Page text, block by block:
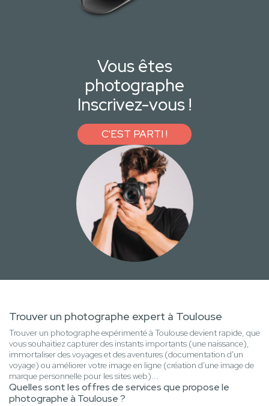
Vous êtes
photographe
Inscrivez-vous !
C'EST PARTI !
Trouver un photographe expert à Toulouse
Trouver un photographe expérimenté à Toulouse devient rapide, que
vous souhaitiez capturer des instants importants (une naissance),
immortaliser des voyages et des aventures (documentation d'un
voyage) ou améliorer votre image en ligne (création d'une image de
marque personnelle pour les sites web)...
Quelles sont les offres de services que propose le
photographe à Toulouse ?